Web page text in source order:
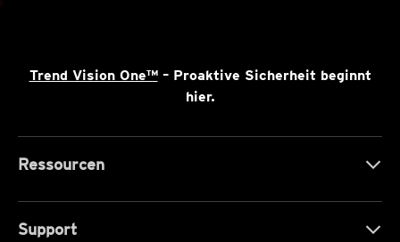
Trend Vision One™– Proaktive Sicherheit beginnt
hier.
Ressourcen
Support